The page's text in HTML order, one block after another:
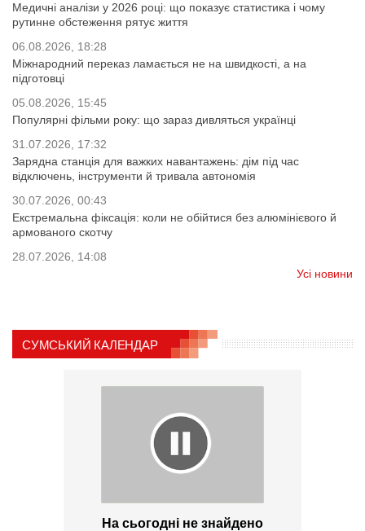
Медичні аналізи у 2026 році: що показує статистика і чому
рутинне обстеження рятує життя
06.08.2026, 18:28
Міжнародний переказ ламається не на швидкості, а на
підготовці
05.08.2026, 15:45
Популярні фільми року: що зараз дивляться українці
31.07.2026, 17:32
Зарядна станція для важких навантажень: дім під час
відключень, інструменти й тривала автономія
30.07.2026, 00:43
Екстремальна фіксація: коли не обійтися без алюмінієвого й
армованого скотчу
28.07.2026, 14:08
Усі новини
СУМСЬКИЙ КАЛЕНДАР
На сьогодні не знайдено